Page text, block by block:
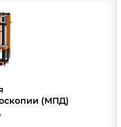
(МПД)